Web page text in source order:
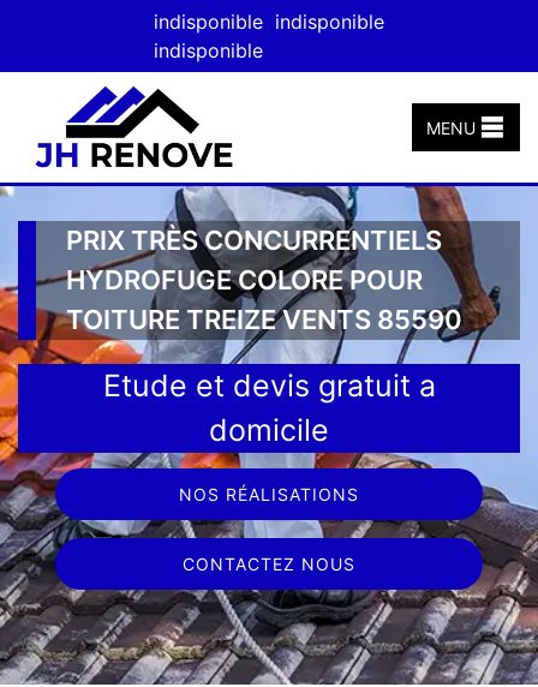
indisponible indisponible
indisponible
MENU
PRIX TRÈS CONCURRENTIELS
HYDROFUGE COLORE POUR
TOITURE TREIZE VENTS 85590
Etude et devis gratuit a
domicile
NOS RÉALISATIONS
CONTACTEZ NOUS